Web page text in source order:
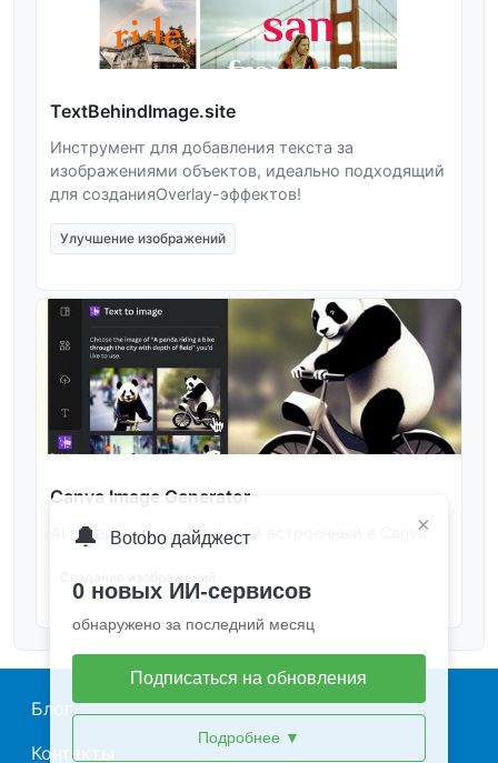
TextBehindImage.site
Инструмент для добавления текста за
изображениями объектов, идеально подходящий
для созданияOverlay-эффектов!
Улучшение изображений
Canva Image Generator
AI генератор изображений встроенный в Canva.
Main navigation
Блог
Контакты
×
🔔 Botobo дайджест
0 новых ИИ-сервисов
обнаружено за последний месяц
Подписаться на обновления
Подробнее ▼